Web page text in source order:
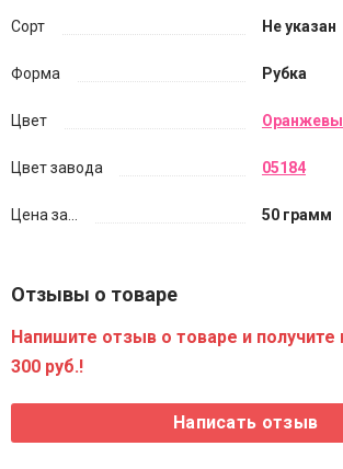
Сорт Не указан
Форма Рубка
Цвет
Цвет завода 05184
Цена за... 50 грамм
Отзывы о товаре
Напишите отзыв о товаре и получите
300 руб.!